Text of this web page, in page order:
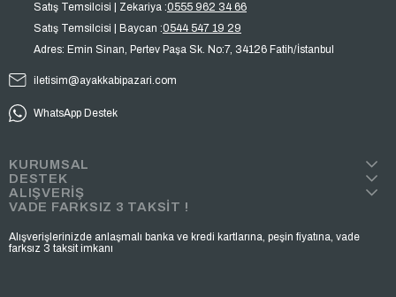
Satış Temsilcisi | Zekariya :0555 962 34 66
Satış Temsilcisi | Baycan :0544 547 19 29
Adres: Emin Sinan, Pertev Paşa Sk. No:7, 34126 Fatih/İstanbul
iletisim@ayakkabipazari.com
WhatsApp Destek
KURUMSAL
DESTEK
ALIŞVERİŞ
VADE FARKSIZ 3 TAKSİT !
Alışverişlerinizde anlaşmalı banka ve kredi kartlarına, peşin fiyatına, vade
farksız 3 taksit imkanı